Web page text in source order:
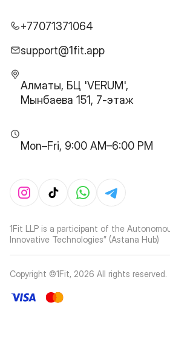
+77071371064
support@1fit.app
Алматы, БЦ 'VERUM',
Мынбаева 151, 7-этаж
Mon–Fri, 9:00 AM–6:00 PM
1Fit LLP is a participant of the
Innovative Technologies” (Astana Hub)
Copyright ©1Fit, 2026 All rights reserved.